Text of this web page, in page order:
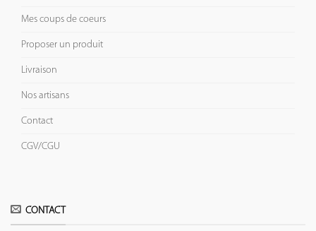
Mes coups de coeurs
Proposer un produit
Livraison
Nos artisans
Contact
CGV/CGU
CONTACT